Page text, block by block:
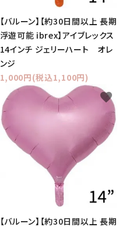
【バルーン】【約30日間以上 長期
浮遊可能 ibrex】アイブレックス
14インチ ジェリーハート オレ
ンジ
1,000円(税込1,100円)
【バルーン】【約30日間以上 長期
favorite